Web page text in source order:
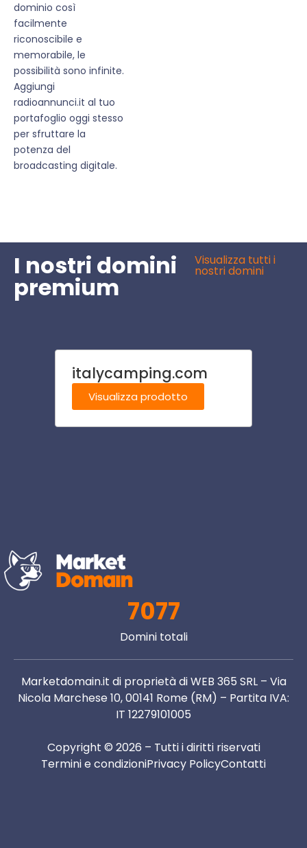
dominio così
facilmente
riconoscibile e
memorabile, le
possibilità sono infinite.
Aggiungi
radioannunci.it al tuo
portafoglio oggi stesso
per sfruttare la
potenza del
broadcasting digitale.
I nostri domini
premium
Visualizza tutti i
nostri domini
italycamping.com
Visualizza prodotto
7077
Domini totali
Marketdomain.it di proprietà di WEB 365 SRL – Via
Nicola Marchese 10, 00141 Rome (RM) – Partita IVA:
IT 12279101005
Copyright © 2026 – Tutti i diritti riservati
Termini e condizioniPrivacy PolicyContatti